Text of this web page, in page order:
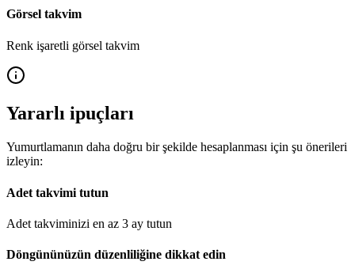
Görsel takvim
Renk işaretli görsel takvim
Yararlı ipuçları
Yumurtlamanın daha doğru bir şekilde hesaplanması için şu önerileri
izleyin:
Adet takvimi tutun
Adet takviminizi en az 3 ay tutun
Döngününüzün düzenliliğine dikkat edin